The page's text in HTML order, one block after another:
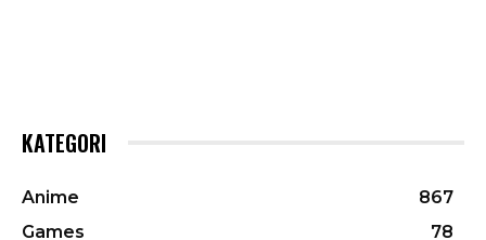
KATEGORI
Anime
867
Games
78